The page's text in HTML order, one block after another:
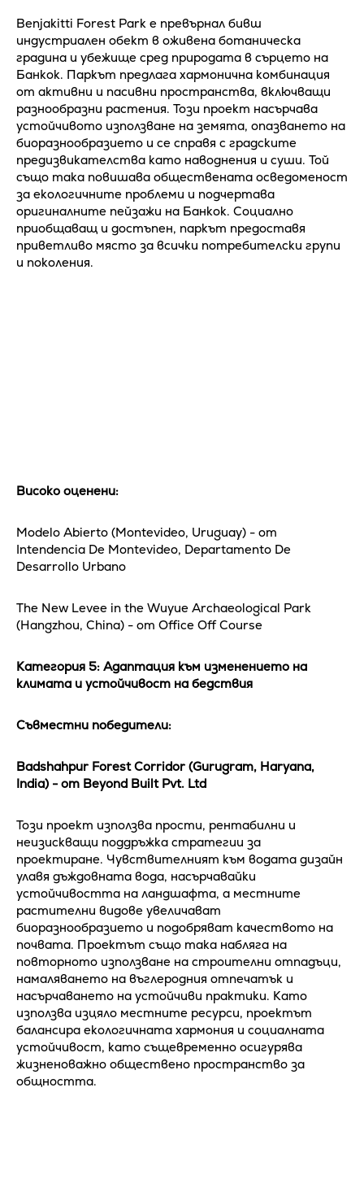
Benjakitti Forest Park е превърнал бивш
индустриален обект в оживена ботаническа
градина и убежище сред природата в сърцето на
Банкок. Паркът предлага хармонична комбинация
от активни и пасивни пространства, включващи
разнообразни растения. Този проект насърчава
устойчивото използване на земята, опазването на
биоразнообразието и се справя с градските
предизвикателства като наводнения и суши. Той
също така повишава обществената осведоменост
за екологичните проблеми и подчертава
оригиналните пейзажи на Банкок. Социално
приобщаващ и достъпен, паркът предоставя
приветливо място за всички потребителски групи
и поколения.
Високо оценени:
Modelo Abierto (Montevideo, Uruguay) - от
Intendencia De Montevideo, Departamento De
Desarrollo Urbano
The New Levee in the Wuyue Archaeological Park
(Hangzhou, China) - от Office Off Course
Категория 5: Адаптация към изменението на
климата и устойчивост на бедствия
Съвместни победители:
Badshahpur Forest Corridor (Gurugram, Haryana,
India) - от Beyond Built Pvt. Ltd
Този проект използва прости, рентабилни и
неизискващи поддръжка стратегии за
проектиране. Чувствителният към водата дизайн
улавя дъждовната вода, насърчавайки
устойчивостта на ландшафта, а местните
растителни видове увеличават
биоразнообразието и подобряват качеството на
почвата. Проектът също така набляга на
повторното използване на строителни отпадъци,
намаляването на въглеродния отпечатък и
насърчаването на устойчиви практики. Като
използва изцяло местните ресурси, проектът
балансира екологичната хармония и социалната
устойчивост, като същевременно осигурява
жизненоважно обществено пространство за
общността.